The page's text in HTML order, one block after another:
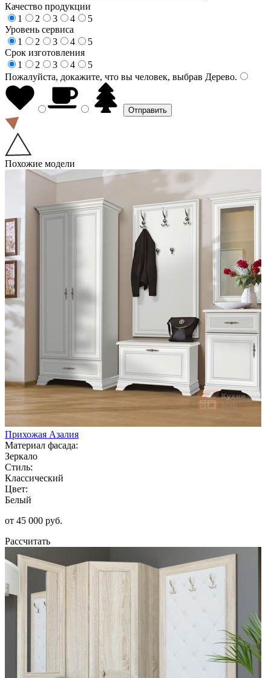
Качество продукции
1
2 3 4
5
Уровень сервиса
1
2 3 4
5
Срок изготовления
1
2 3 4
5
Пожалуйста, докажите, что вы человек, выбрав Дерево.
Похожие модели
Прихожая Азалия
Материал фасада:
Зеркало
Стиль:
Классический
Цвет:
Белый
от 45 000 руб.
Рассчитать